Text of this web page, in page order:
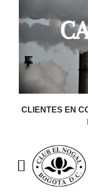
CLIENTES EN